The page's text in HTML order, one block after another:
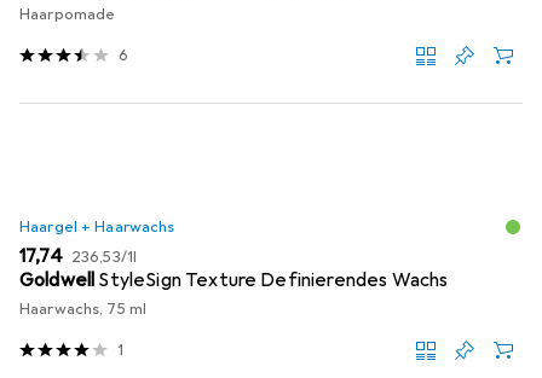
Haarpomade
6
Haargel + Haarwachs
EUR
17,74 EUR
236,53/1l
Goldwell StyleSign Texture Definierendes Wachs
Haarwachs, 75 ml
1